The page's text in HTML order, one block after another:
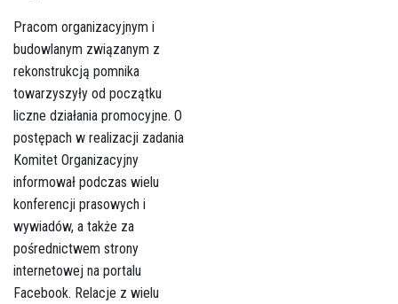
Pracom organizacyjnym i
budowlanym związanym z
rekonstrukcją pomnika
towarzyszyły od początku
liczne działania promocyjne. O
postępach w realizacji zadania
Komitet Organizacyjny
informował podczas wielu
konferencji prasowych i
wywiadów, a także za
pośrednictwem strony
internetowej na portalu
Facebook. Relacje z wielu